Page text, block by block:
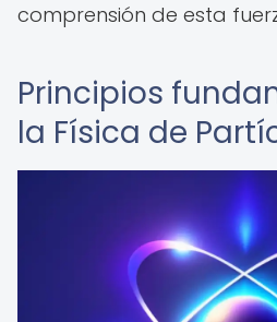
comprensión de esta
Principios
la Física de